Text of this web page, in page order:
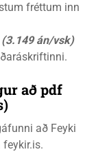
fréttum inn
án/vsk)
að pdf
að Feyki